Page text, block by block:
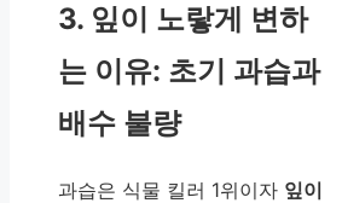
3. 잎이 노랗게 변하
는 이유: 초기 과습과
배수 불량
과습은 식물 킬러 1위이자 잎이